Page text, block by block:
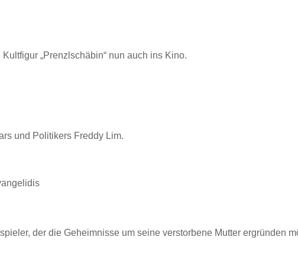
„Prenzlschäbin“ nun auch ins Kino.
und Politikers Freddy Lim.
der die Geheimnisse um seine verstorbene Mutter ergründen